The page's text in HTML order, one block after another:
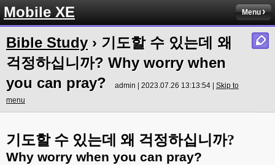
Mobile XE Menu
Bible Study› 기도할 수 있는데 왜
걱정하십니까? Why worry when
you can pray?
admin | 2023.07.26 13:13:54 | Skip to
menu
기도할 수 있는데 왜 걱정하십니까?
Why worry when you can pray?